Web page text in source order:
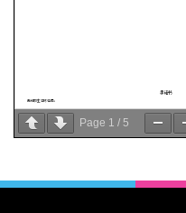
Page 1 / 5